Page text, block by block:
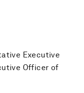
Executive
Officer of